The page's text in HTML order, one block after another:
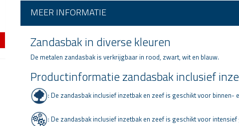
MEER INFORMATIE
Zandasbak in diverse kleuren
De metalen zandasbak is verkrijgbaar in rood, zwart, wit en blauw.
Productinformatie zandasbak inclusief
: De zandasbak inclusief inzetbak en zeef is geschikt voor binnen-
: De zandasbak inclusief inzetbak en zeef is geschikt voor intensief